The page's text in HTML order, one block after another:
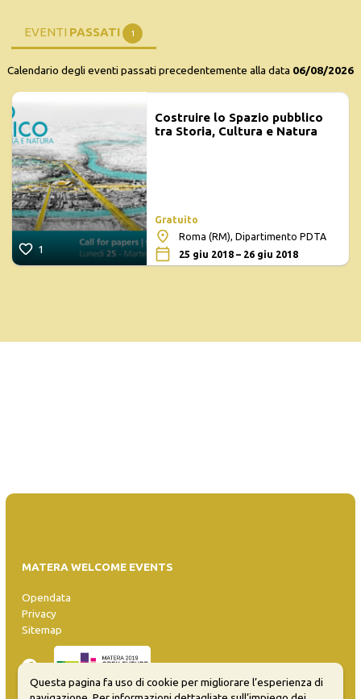
EVENTI PASSATI 1
Calendario degli eventi passati precedentemente alla data 06/08/2026
1
Costruire lo Spazio pubblico
tra Storia, Cultura e Natura
Gratuito
Roma (RM), Dipartimento PDTA
25 giu 2018 – 26 giu 2018
MATERA WELCOME EVENTS
Opendata
Privacy
Sitemap
Questa pagina fa uso di cookie per migliorare l’esperienza di